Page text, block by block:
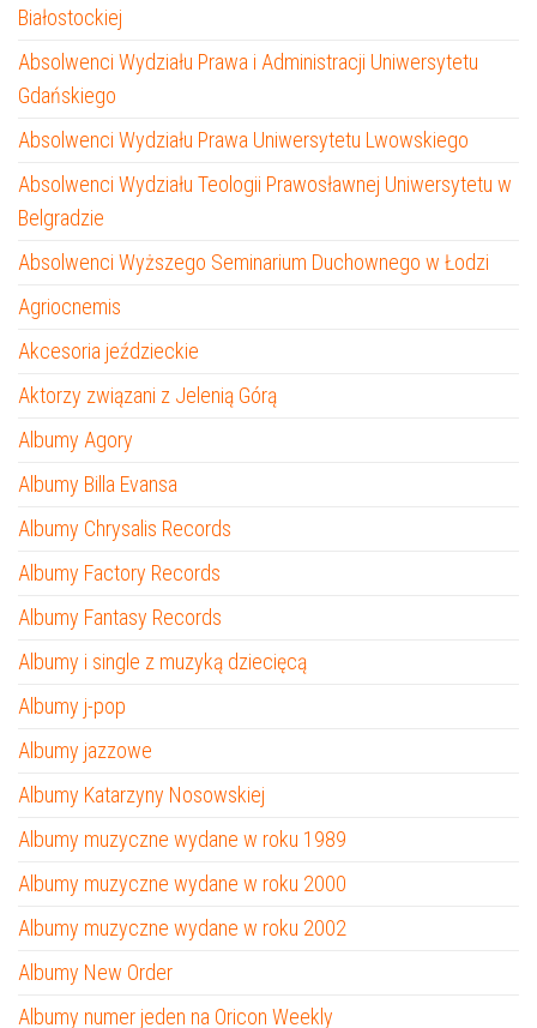
Białostockiej
Absolwenci Wydziału Prawa i Administracji Uniwersytetu
Gdańskiego
Absolwenci Wydziału Prawa Uniwersytetu Lwowskiego
Absolwenci Wydziału Teologii Prawosławnej Uniwersytetu w
Belgradzie
Absolwenci Wyższego Seminarium Duchownego w Łodzi
Agriocnemis
Akcesoria jeździeckie
Aktorzy związani z Jelenią Górą
Albumy Agory
Albumy Billa Evansa
Albumy Chrysalis Records
Albumy Factory Records
Albumy Fantasy Records
Albumy i single z muzyką dziecięcą
Albumy j-pop
Albumy jazzowe
Albumy Katarzyny Nosowskiej
Albumy muzyczne wydane w roku 1989
Albumy muzyczne wydane w roku 2000
Albumy muzyczne wydane w roku 2002
Albumy New Order
Albumy numer jeden na Oricon Weekly